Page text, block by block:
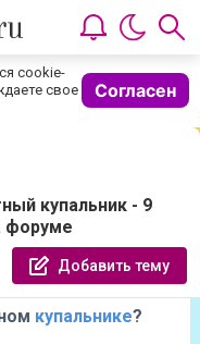
cookie-
свое
Согласен
купальник - 9
форуме
Добавить тему
купальнике?